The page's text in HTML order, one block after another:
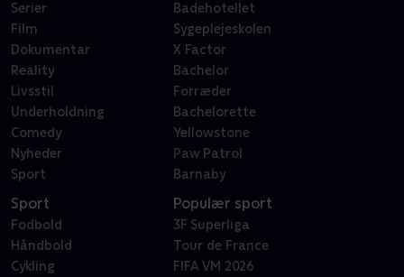
Serier
Film
Dokumentar
Reality
Livsstil
Underholdning
Comedy
Nyheder
Sport
Badehotellet
Sygeplejeskolen
X Factor
Bachelor
Forræder
Bachelorette
Yellowstone
Paw Patrol
Barnaby
Sport
Fodbold
Håndbold
Cykling
Populær sport
3F Superliga
Tour de France
FIFA VM 2026